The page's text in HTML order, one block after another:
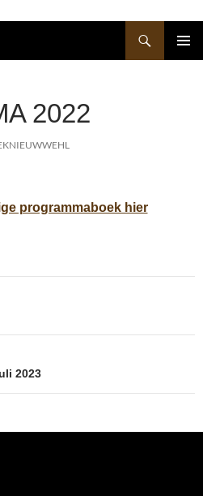
2022
programmaboek hier
2023